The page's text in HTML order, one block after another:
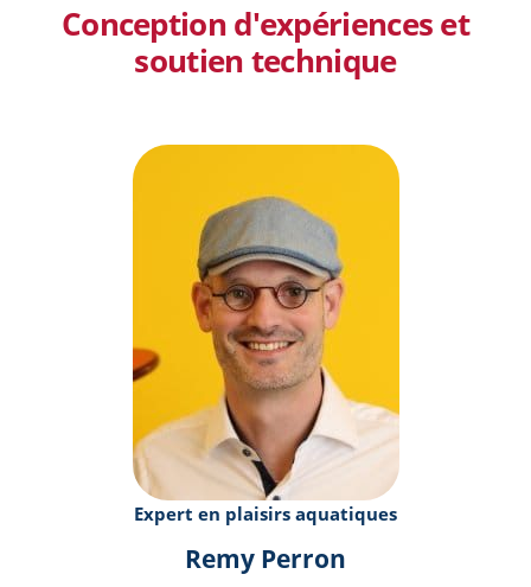
Conception d'expériences et
soutien technique
Expert en plaisirs aquatiques
Remy Perron